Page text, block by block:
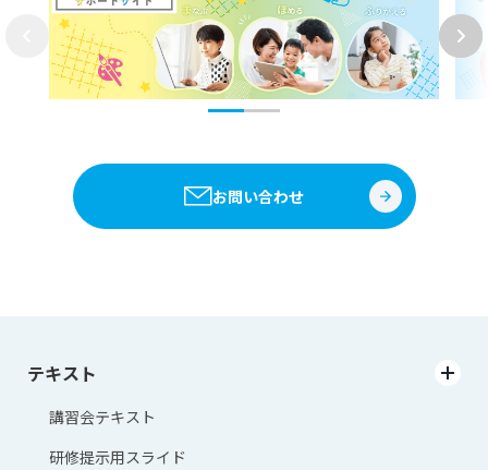
お問い合わせ
テキスト
講習会テキスト
研修提示用スライド